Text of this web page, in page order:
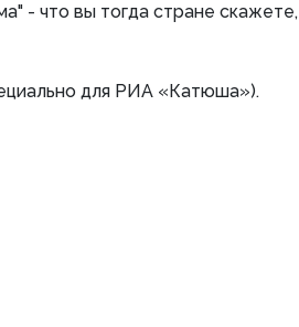
- что вы тогда стране скажете,
для РИА «Катюша»).